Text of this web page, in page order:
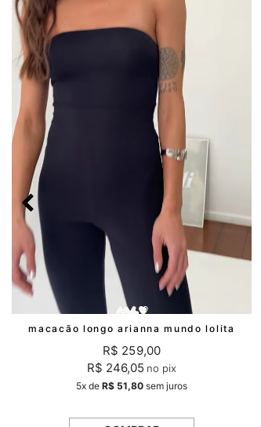
macacão longo arianna mundo lolita
R$ 259,00
R$ 246,05 no pix
5x de R$ 51,80 sem juros